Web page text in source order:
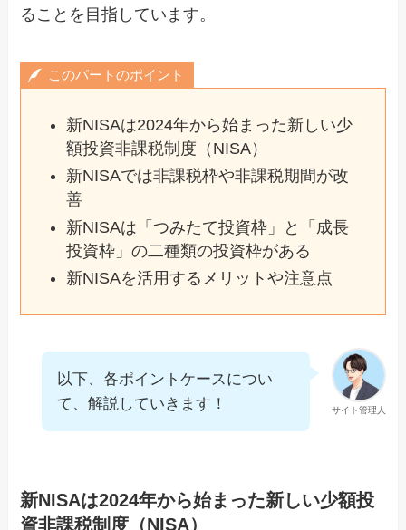
ることを目指しています。
このパートのポイント
新NISAは2024年から始まった新しい少
額投資非課税制度（NISA）
新NISAでは非課税枠や非課税期間が改
善
新NISAは「つみたて投資枠」と「成長
投資枠」の二種類の投資枠がある
新NISAを活用するメリットや注意点
サイト管理人
以下、各ポイントケースについ
て、解説していきます！
新NISAは2024年から始まった新しい少額投
資非課税制度（NISA）